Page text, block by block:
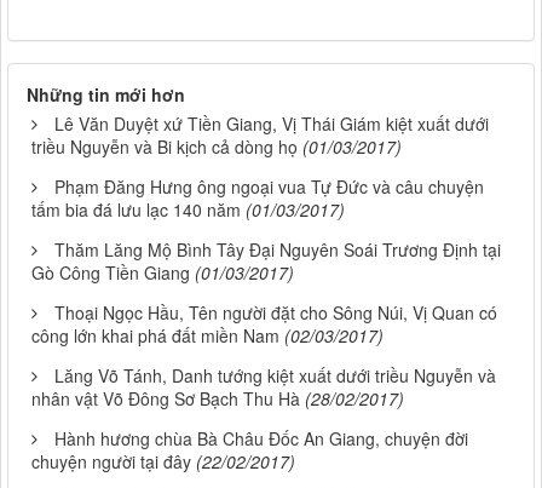
Những tin mới hơn
Lê Văn Duyệt xứ Tiền Giang, Vị Thái Giám kiệt xuất dưới
triều Nguyễn và Bi kịch cả dòng họ (01/03/2017)
Phạm Đăng Hưng ông ngoại vua Tự Đức và câu chuyện
tấm bia đá lưu lạc 140 năm (01/03/2017)
Thăm Lăng Mộ Bình Tây Đại Nguyên Soái Trương Định tại
Gò Công Tiền Giang (01/03/2017)
Thoại Ngọc Hầu, Tên người đặt cho Sông Núi, Vị Quan có
công lớn khai phá đất miền Nam (02/03/2017)
Lăng Võ Tánh, Danh tướng kiệt xuất dưới triều Nguyễn và
nhân vật Võ Đông Sơ Bạch Thu Hà (28/02/2017)
Hành hương chùa Bà Châu Đốc An Giang, chuyện đời
chuyện người tại đây (22/02/2017)